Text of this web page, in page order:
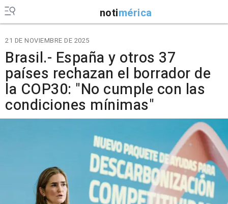
notimérica
21 DE NOVIEMBRE DE 2025
Brasil.- España y otros 37
países rechazan el borrador de
la COP30: "No cumple con las
condiciones mínimas"